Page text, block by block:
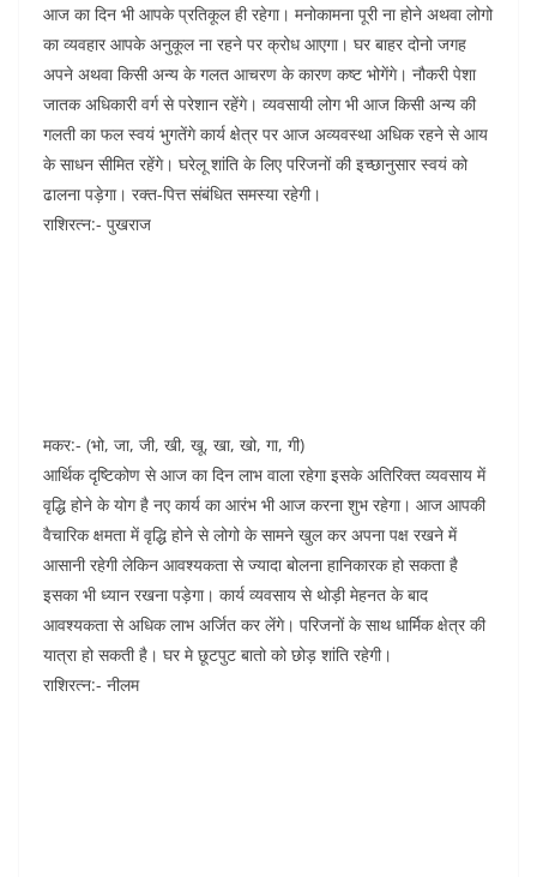
आज का दिन भी आपके प्रतिकूल ही रहेगा। मनोकामना पूरी ना होने अथवा लोगो
का व्यवहार आपके अनुकूल ना रहने पर क्रोध आएगा। घर बाहर दोनो जगह
अपने अथवा किसी अन्य के गलत आचरण के कारण कष्ट भोगेंगे। नौकरी पेशा
जातक अधिकारी वर्ग से परेशान रहेंगे। व्यवसायी लोग भी आज किसी अन्य की
गलती का फल स्वयं भुगतेंगे कार्य क्षेत्र पर आज अव्यवस्था अधिक रहने से आय
के साधन सीमित रहेंगे। घरेलू शांति के लिए परिजनों की इच्छानुसार स्वयं को
ढालना पड़ेगा। रक्त-पित्त संबंधित समस्या रहेगी।
राशिरत्न:- पुखराज
मकर:- (भो, जा, जी, खी, खू, खा, खो, गा, गी)
आर्थिक दृष्टिकोण से आज का दिन लाभ वाला रहेगा इसके अतिरिक्त व्यवसाय में
वृद्धि होने के योग है नए कार्य का आरंभ भी आज करना शुभ रहेगा। आज आपकी
वैचारिक क्षमता में वृद्धि होने से लोगो के सामने खुल कर अपना पक्ष रखने में
आसानी रहेगी लेकिन आवश्यकता से ज्यादा बोलना हानिकारक हो सकता है
इसका भी ध्यान रखना पड़ेगा। कार्य व्यवसाय से थोड़ी मेहनत के बाद
आवश्यकता से अधिक लाभ अर्जित कर लेंगे। परिजनों के साथ धार्मिक क्षेत्र की
यात्रा हो सकती है। घर मे छूटपुट बातो को छोड़ शांति रहेगी।
राशिरत्न:- नीलम